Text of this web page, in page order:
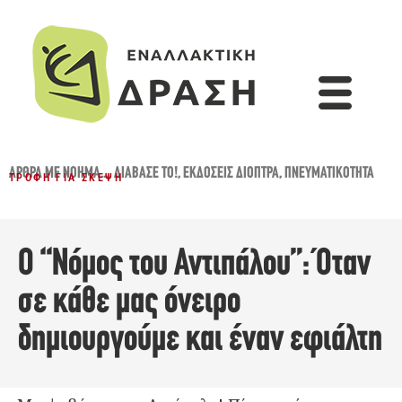
ΆΡΘΡΑ ΜΕ ΝΌΗΜΑ...,ΔΙΆΒΑΣΈ ΤΟ!,ΕΚΔΌΣΕΙΣ ΔΙΌΠΤΡΑ,ΠΝΕΥΜΑΤΙΚΌΤΗΤΑ
ΤΡΟΦΉ ΓΙΑ ΣΚΈΨΗ
Ο “Νόμος του Αντιπάλου”: Όταν
σε κάθε μας όνειρο
δημιουργούμε και έναν εφιάλτη